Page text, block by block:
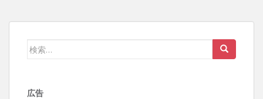
検
広告